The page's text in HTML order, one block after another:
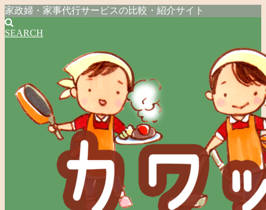
家政婦・家事代行サービスの比較・紹介サイト
SEARCH